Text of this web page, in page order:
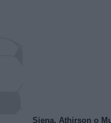
Siena, Athirson o